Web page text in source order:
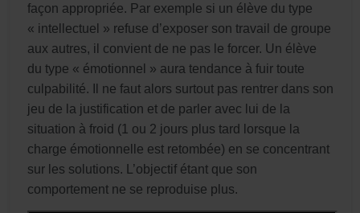
façon appropriée. Par exemple si un élève du type
« intellectuel » refuse d’exposer son travail de groupe
aux autres, il convient de ne pas le forcer. Un élève
du type « émotionnel » aura tendance à fuir toute
culpabilité. Il ne faut alors surtout pas rentrer dans son
jeu de la justification et de parler avec lui de la
situation à froid (1 ou 2 jours plus tard lorsque la
charge émotionnelle est retombée) en se concentrant
sur les solutions. L’objectif étant que son
comportement ne se reproduise plus.